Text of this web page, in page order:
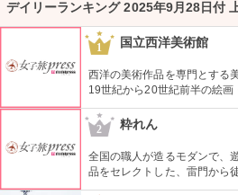
デイリーランキング 2025年9月28日付
1 国立西洋美術館
西洋の美術作品を専門とする
19世紀から20世紀前半の絵
ている。なかでも西洋のオー
家）たちの作品を見ることが
ダンの「考える人」はこちら
が手掛け、建築・インテリア
2 粋れん
全国の職人が造るモダンで、
品をセレクトした、雷門から
屋。都内でも、このお店しか